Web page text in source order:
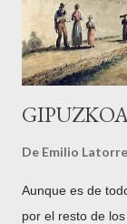
que ver con las
improvisar y
De Emilio
Aunque es de
por el resto de